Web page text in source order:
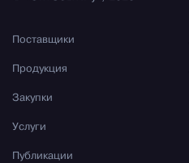
Поставщики
Продукция
Закупки
Услуги
Публикации